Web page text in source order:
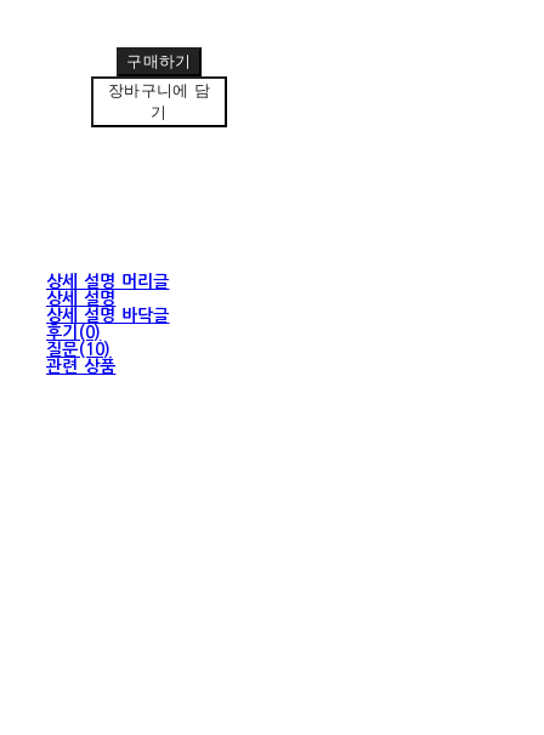
구매하기
장바구니에 담
기
상세 설명 머리글
상세 설명
상세 설명 바닥글
후기(0)
질문(10)
관련 상품